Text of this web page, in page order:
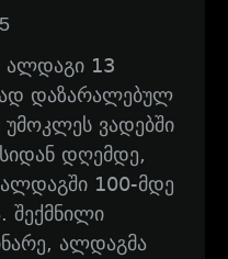
ალდაგი 13
დაზარალებულ
ვადებში
დღემდე,
ალდაგში 100-მდე
შექმნილი
ალდაგმა